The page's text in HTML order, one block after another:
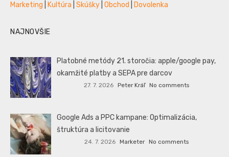
Marketing
Kultúra Skúšky Obchod Dovolenka
NAJNOVŠIE
Platobné metódy 21. storočia: apple/google pay,
okamžité platby a SEPA pre darcov
27. 7. 2026 Peter Kráľ No comments
Google Ads a PPC kampane: Optimalizácia,
štruktúra a licitovanie
24. 7. 2026 Marketer No comments